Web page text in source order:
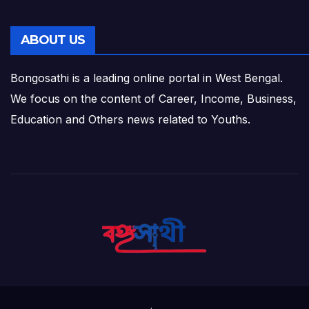
ABOUT US
Bongosathi is a leading online portal in West Bengal.
We focus on the content of Career, Income, Business,
Education and Others news related to Youths.